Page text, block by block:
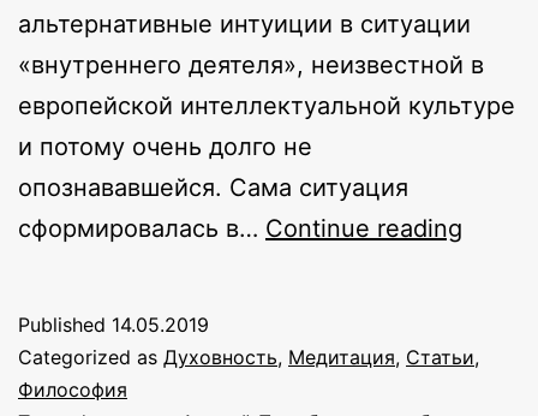
альтернативные интуиции в ситуации
«внутреннего деятеля», неизвестной в
европейской интеллектуальной культуре
и потому очень долго не
опознававшейся. Сама ситуация
сформировалась в… Continue reading
Published 14.05.2019
Categorized as Духовность, Медитация, Статьи,
Философия